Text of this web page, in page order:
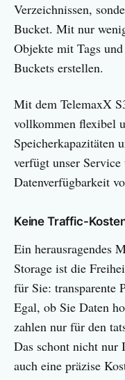
Verzeichnissen,
Bucket. Mit nur
Objekte mit Tags
Buckets erstellen.
Mit dem TelemaxX
vollkommen flexibel
Speicherkapazitäten
verfügt unser
Datenverfügbarkeit
Keine Traffic-
Ein herausragendes
Storage ist die
für Sie: transparente
Egal, ob Sie Daten
zahlen nur für den
Das schont nicht nur
auch eine präzise